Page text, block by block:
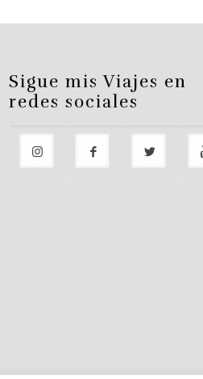
Sigue mis Viajes en
redes sociales